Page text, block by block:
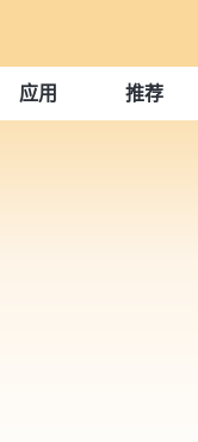
应用 推荐